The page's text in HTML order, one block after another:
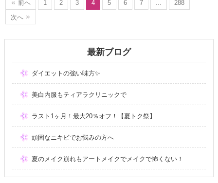
前へ 1 2 3 4 5 6 7
288
次へ
最新ブログ
ダイエットの強い味方✨
美白内服もティアラクリニックで
ラスト1ヶ月！最大20％オフ！【夏トク祭】
頑固なニキビでお悩みの方へ
夏のメイク崩れもアートメイクでメイクで怖くない！